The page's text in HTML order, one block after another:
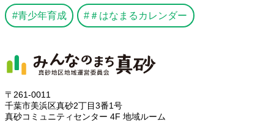
青少年育成 ＃はなまるカレンダー
〒261-0011
千葉市美浜区真砂2丁目3番1号
真砂コミュニティセンター 4F 地域ルーム